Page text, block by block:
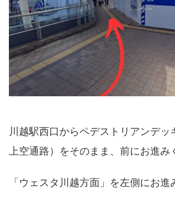
川越駅西口からペデストリアンデッ
上空通路）をそのまま、前にお進み
「ウェスタ川越方面」を左側にお進